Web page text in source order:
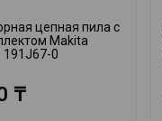
цепная пила с
Makita
191J67-0
₸